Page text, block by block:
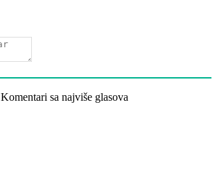
Komentari sa najviše glasova